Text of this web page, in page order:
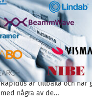
nyhetssvep
Special
Beammwave, Beijer Ref, Klara Bo
PainDrainer, Visma,
Wnt
Erik Frick
Fredrik Erlandsson ,
Norlén, Stefan Svedberg
Har du haft fullt upp med
shopping och långväga
Rapidus är tillbaka och har
med några av de…